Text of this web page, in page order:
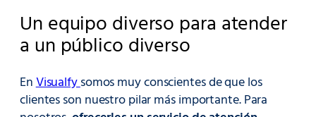
Un equipo diverso para atender
a un público diverso
EnVisualfysomos muy conscientes de que los
clientes son nuestro pilar más importante. Para